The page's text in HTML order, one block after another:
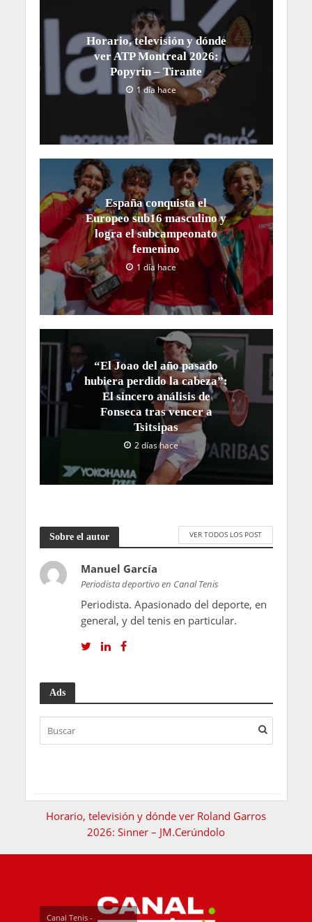
Horario, televisión y dónde
ver ATP Montreal 2026:
Popyrin – Tirante
1 día hace
España conquista el
Europeo sub16 masculino y
logra el subcampeonato
femenino
1 día hace
“El Joao del año pasado
hubiera perdido la cabeza”:
El sincero análisis de
Fonseca tras vencer a
Tsitsipas
2 días hace
Sobre el autor VER TODOS LOS POST
Manuel García
Periodista deportivo en Canal Tenis
Periodista. Apasionado del deporte, en
general, y del tenis en particular.
Ads
Horario, televisión y dónde ver Roland Garros
2026: Sinner – JM.Cerúndolo
Canal Tenis -